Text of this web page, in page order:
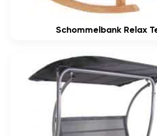
Schommelbank Relax